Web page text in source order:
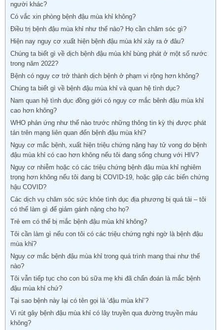
người khác?
Có vắc xin phòng bệnh đậu mùa khỉ không?
Điều trị bệnh đậu mùa khỉ như thế nào? Họ cần chăm sóc gì?
Hiện nay nguy cơ xuất hiện bệnh đậu mùa khỉ xảy ra ở đâu?
Chúng ta biết gì về dịch bệnh đậu mùa khỉ bùng phát ở một số nước
trong năm 2022?
Bệnh có nguy cơ trở thành dịch bệnh ở phạm vi rộng hơn không?
Chúng ta biết gì về bệnh đậu mùa khỉ và quan hệ tình dục?
Nam quan hệ tình dục đồng giới có nguy cơ mắc bênh đậu mùa khỉ
cao hơn không?
WHO phản ứng như thế nào trước những thông tin kỳ thị được phát
tán trên mạng liên quan đến bệnh đậu mùa khỉ?
Nguy cơ mắc bệnh, xuất hiện triệu chứng nặng hay tử vong do bệnh
đậu mùa khỉ có cao hơn không nếu tôi đang sống chung với HIV?
Nguy cơ nhiễm hoặc có các triệu chứng bệnh đậu mùa khỉ nghiêm
trọng hơn không nếu tôi đang bị COVID-19, hoặc gặp các biến chứng
hậu COVID?
Các dịch vụ chăm sóc sức khỏe tình dục địa phương bị quá tải – tôi
có thể làm gì để giảm gánh nặng cho họ?
Trẻ em có thể bị mắc bệnh đậu mùa khỉ không?
Tôi cần làm gì nếu con tôi có các triệu chứng nghi ngờ là bệnh đậu
mùa khỉ?
Nguy cơ mắc bệnh đậu mùa khỉ trong quá trình mang thai như thế
nào?
Tôi vẫn tiếp tục cho con bú sữa mẹ khi đã chẩn đoán là mắc bệnh
đậu mùa khỉ chứ?
Tại sao bệnh này lại có tên gọi là ‘đậu mùa khỉ’?
Vi rút gây bệnh đậu mùa khỉ có lây truyền qua đường truyền máu
không?